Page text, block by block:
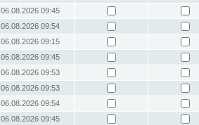
06.08.2026 09:45
06.08.2026 09:54
06.08.2026 09:15
06.08.2026 09:45
06.08.2026 09:53
06.08.2026 09:53
06.08.2026 09:54
06.08.2026 09:45